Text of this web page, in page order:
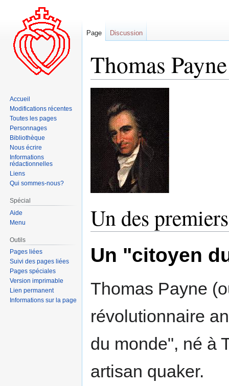
Thomas Payne
Aller
à
la
navigation
Aller
à
la
recherche
Un des
Un "citoyen
Thomas Payne
révolutionnaire
du monde", né à
artisan quaker.
Page Discussion
Accueil
Modifications récentes
Toutes les pages
Personnages
Bibliothèque
Nous écrire
Informations
rédactionnelles
Liens
Qui sommes-nous?
Spécial
Aide
Menu
Outils
Pages liées
Suivi des pages liées
Pages spéciales
Version imprimable
Lien permanent
Informations sur la page